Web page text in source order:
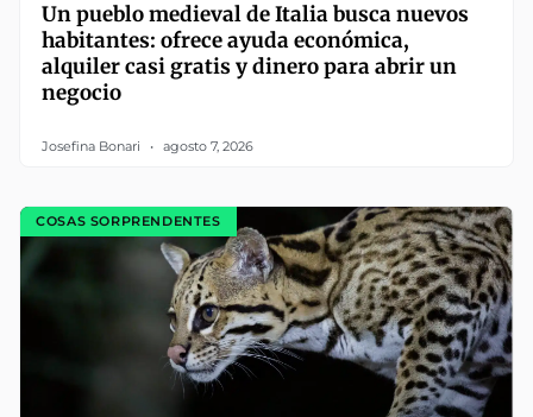
Un pueblo medieval de Italia busca nuevos
habitantes: ofrece ayuda económica,
alquiler casi gratis y dinero para abrir un
negocio
Josefina Bonari agosto 7, 2026
COSAS SORPRENDENTES